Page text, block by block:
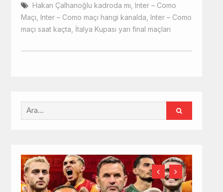
Hakan Çalhanoğlu kadroda mı Inter – Como
Maçı Inter – Como maçı hangi kanalda Inter – Como
maçı saat kaçta İtalya Kupası yarı final maçları